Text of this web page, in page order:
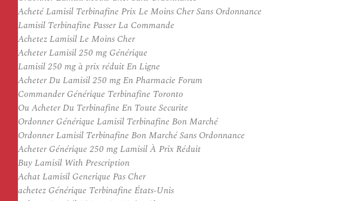
Acheté Lamisil Terbinafine Prix Le Moins Cher Sans Ordonnance
Lamisil Terbinafine Passer La Commande
Achetez Lamisil Le Moins Cher
Acheter Lamisil 250 mg Générique
Lamisil 250 mg à prix réduit En Ligne
Acheter Du Lamisil 250 mg En Pharmacie Forum
Commander Générique Terbinafine Toronto
Ou Acheter Du Terbinafine En Toute Securite
Ordonner Générique Lamisil Terbinafine Bon Marché
Ordonner Lamisil Terbinafine Bon Marché Sans Ordonnance
Acheter Générique 250 mg Lamisil À Prix Réduit
Buy Lamisil With Prescription
Achat Lamisil Generique Pas Cher
achetez Générique Terbinafine États-Unis